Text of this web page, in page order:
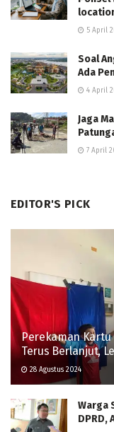
5 April
Soal
Ada
4 April
Jaga
7 April
EDITOR'S PICK
Perekaman
Terus Berlanjut,
28 Agustus 2024
Warga
DPRD,